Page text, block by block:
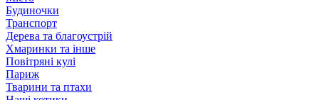
Будиночки
Транспорт
Дерева та благоустрій
Хмаринки та інше
Повітряні кулі
Париж
Тварини та птахи